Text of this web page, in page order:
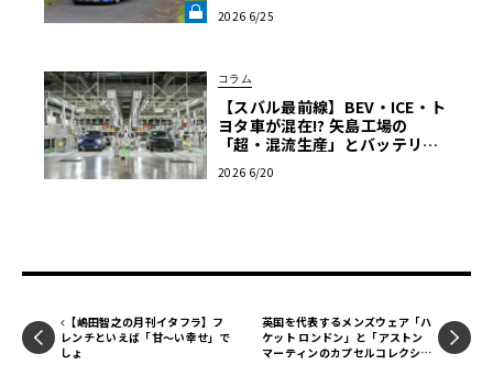
OLANT LAB》
2026 6/25
コラム
【スバル最前線】BEV・ICE・ト
ヨタ車が混在!? 矢島工場の
「超・混流生産」とバッテリー
2026 6/20
【嶋田智之の月刊イタフラ】フ
レンチといえば「甘〜い幸せ」で
しょ
英国を代表するメンズウェア「ハ
ケット ロンドン」と「アストン
マーティンのカプセルコレクショ